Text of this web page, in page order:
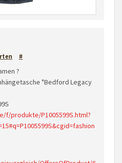
#
?
"Bedford Legacy
f/produkte/P1005599S.html?